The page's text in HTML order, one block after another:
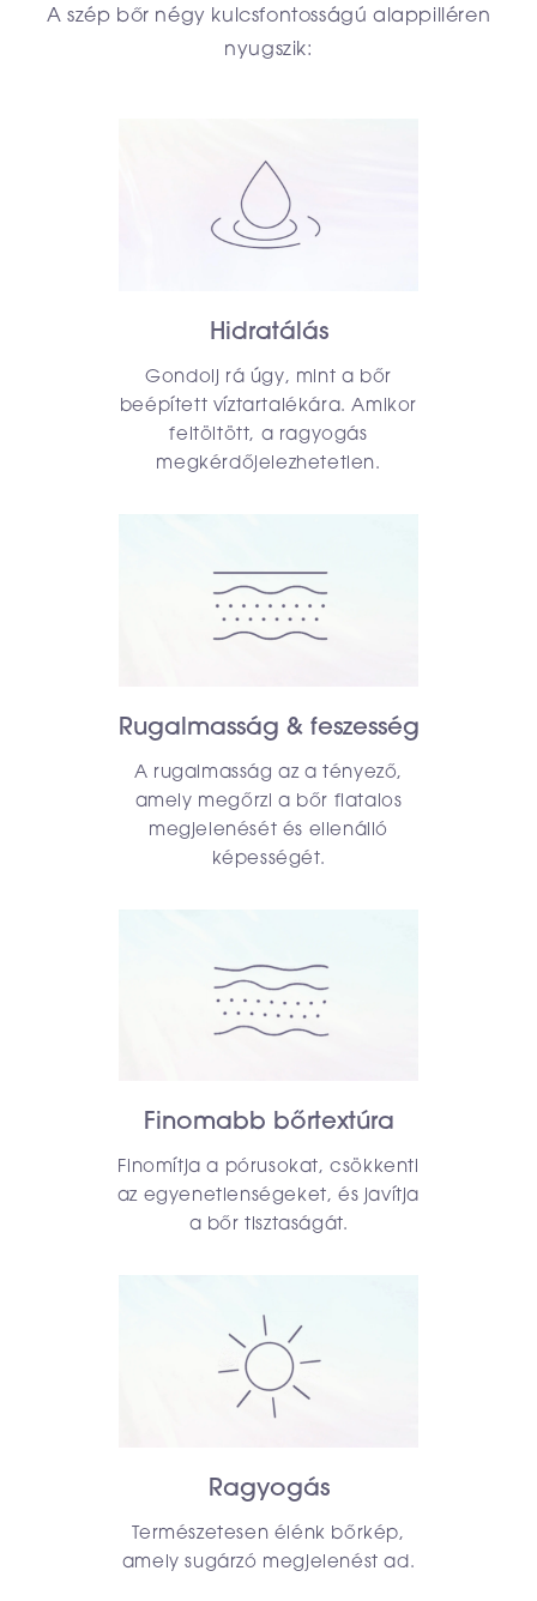
A szép bőr négy kulcsfontosságú alappilléren
nyugszik:
Hidratálás
Gondolj rá úgy, mint a bőr
beépített víztartalékára. Amikor
feltöltött, a ragyogás
megkérdőjelezhetetlen.
Rugalmasság & feszesség
A rugalmasság az a tényező,
amely megőrzi a bőr fiatalos
megjelenését és ellenálló
képességét.
Finomabb bőrtextúra
Finomítja a pórusokat, csökkenti
az egyenetlenségeket, és javítja
a bőr tisztaságát.
Ragyogás
Természetesen élénk bőrkép,
amely sugárzó megjelenést ad.